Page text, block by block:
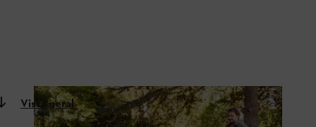
Vista geral